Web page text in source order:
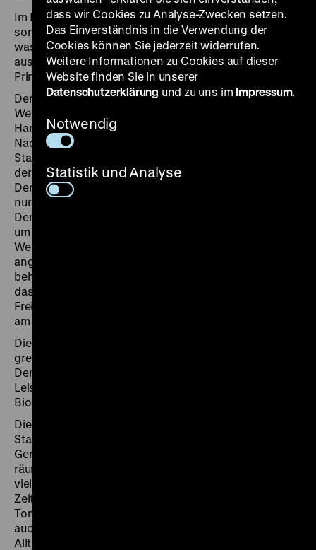
Im Fokus steht daher nicht das Ende Weimars,
sondern wie sich die Bürgerinnen und Bürger mit dem,
was Demokratie ist und werden sollte, kontrovers
auseinandersetzten und wie sich dabei entscheidende
Prinzipien von Demokratie herausbildeten.
Der Titel der Ausstellung geht auf das BuchVom
Wesen und Wert der Demokratie
Hans Kelsen zurück, der auch die österreichische
Nachkriegsverfassung entworfen hat. Unter den
Staatsrechtslehrern der 1920er Jahre war Kelsen einer
der wenigen entschiedenen Verteidiger der Weimarer
Demokratie. Für ihn waren Freiheit und Gleichheit nicht
nur wesentliche Grundlagen für eine liberale
Demokratie, sondern zugleich gewichtige Argumente,
um die demokratische Idee theoretisch zu begründen.
Wenn es richtig ist, dass kein Mensch ein
angeborenes Recht hat, einen anderen Menschen zu
beherrschen und wenn zugleich offensichtlich ist,
dass wir Herrschaft brauchen, um unser Leben in
Freiheit und Sicherheit führen können, dann ist sie die
am besten begründete Staatsform.
Die Ausstellung basiert auf diesen Grundgedanken. Sie
greift in ihrem Narrativ die Perspektive der
Demokratinnen und Demokraten auf, hebt deren
Leistungen hervor, beschreibt ihre Probleme, rückt ihre
Biographien in den Blick.
Die Ausstellungsarchitektur macht die demokratische
Staatsform sinnlich erfahrbar und nutzt ein
Gerüstsystem als Gestaltungsprinzip. Dieses
räumliche Tragwerk bindet die rund 250 sehr
vielseitigen Ausstellungsexponate – Plakate,
Zeitungen, aber auch Fotografien, Filme und
Tonaufnahmen sowie Graphiken und Gemälde, aber
auch um Militaria, Kleidung und Gegenstände der
Alltagskultur – in ein kohärentes System ein. Der
dass wir Cookies zu Analyse-Zwecken setzen.
Das Einverständnis in die Verwendung der
Cookies können Sie jederzeit widerrufen.
Weitere Informationen zu Cookies auf dieser
Website finden Sie in unserer
Datenschutzerklärung und zu uns im Impressum.
Notwendig
Statistik und Analyse